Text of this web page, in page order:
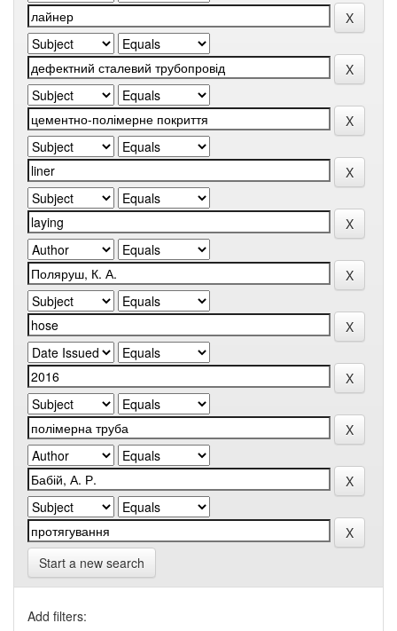
Start a new search
Add filters: